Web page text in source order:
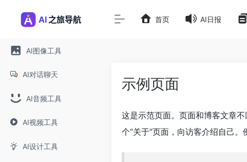
AI图像工具
AI对话聊天
AI音频工具
AI视频工具
AI设计工具
首页 AI日报
示例页面
这是示范页面。页面和博客文章
个“关于”页面，向访客介绍自己。